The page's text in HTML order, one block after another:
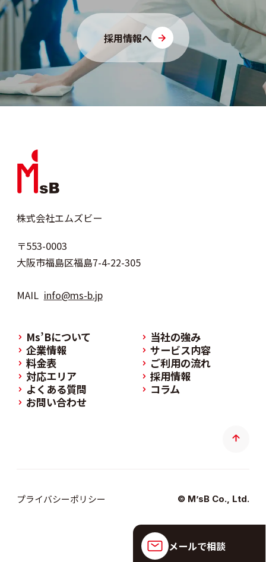
採用情報へ
株式会社エムズビー
〒553-0003
大阪市福島区福島7-4-22-305
MAIL info@ms-b.jp
Ms’Bについて
当社の強み
企業情報
サービス内容
料金表
ご利用の流れ
対応エリア
採用情報
よくある質問
コラム
お問い合わせ
プライバシーポリシー © M’sB Co., Ltd.
メールで相談